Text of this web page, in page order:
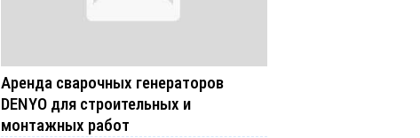
Аренда сварочных генераторов
DENYO для строительных и
монтажных работ